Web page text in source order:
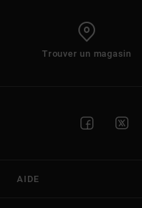
Trouver un magasin
AIDE